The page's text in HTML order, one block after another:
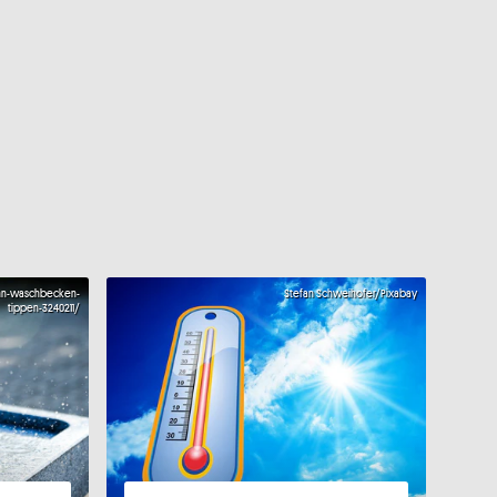
waschbecken-
tippen-3240211/
Stefan Schweihofer/Pixabay